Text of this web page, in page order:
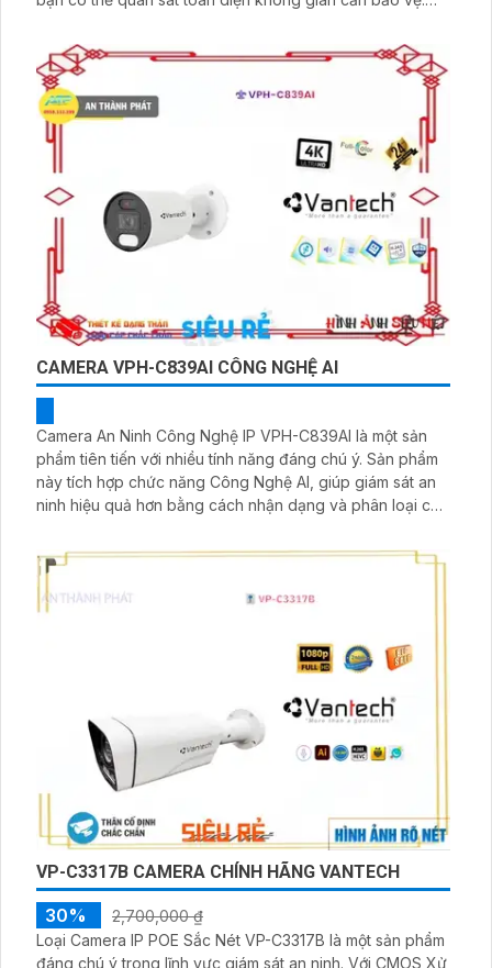
Dahua còn tích hợp khả năng thu âm và loa cao cấp, cho
phép bạn nghe và nói trực tiếp thông qua camera
CAMERA VPH-C839AI CÔNG NGHỆ AI
Camera An Ninh Công Nghệ IP VPH-C839AI là một sản
phẩm tiên tiến với nhiều tính năng đáng chú ý. Sản phẩm
này tích hợp chức năng Công Nghệ AI, giúp giám sát an
ninh hiệu quả hơn bằng cách nhận dạng và phân loại các
nghệ cao cấp, cho phép hình ảnh được truyền tải chất
lượng cao
VP-C3317B CAMERA CHÍNH HÃNG VANTECH
30%
2,700,000 ₫
Loại Camera IP POE Sắc Nét VP-C3317B là một sản phẩm
đáng chú ý trong lĩnh vực giám sát an ninh. Với CMOS Xử